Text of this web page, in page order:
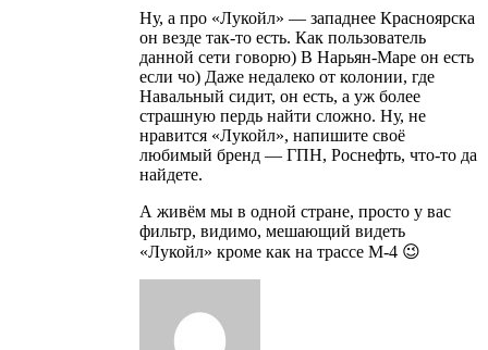
Ну, а про «Лукойл» — западнее Красноярска
он везде так-то есть. Как пользователь
данной сети говорю) В Нарьян-Маре он есть
если чо) Даже недалеко от колонии, где
Навальный сидит, он есть, а уж более
страшную пердь найти сложно. Ну, не
нравится «Лукойл», напишите своё
любимый бренд — ГПН, Роснефть, что-то да
найдете.
А живём мы в одной стране, просто у вас
фильтр, видимо, мешающий видеть
«Лукойл» кроме как на трассе М-4 😉